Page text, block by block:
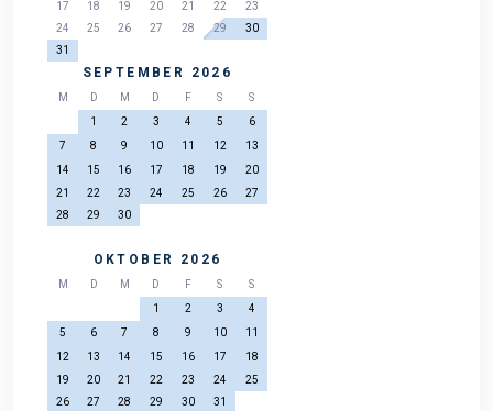
17
18 19 20 21 22
23
24
25 26 27 28 29
30
31
SEPTEMBER 2026
M D M D F S
S
1
2 3 4 5
6
7
8 9 10 11 12
13
14
15 16 17 18 19
20
21
22 23 24 25 26
27
28
29 30
OKTOBER 2026
M D M D F S
S
1
2 3
4
5
6 7 8 9 10
11
12
13 14 15 16 17
18
19
20 21 22 23 24
25
26
27 28 29 30 31